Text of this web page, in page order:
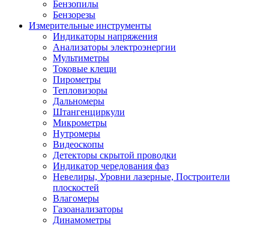
Бензопилы
Бензорезы
Измерительные инструменты
Индикаторы напряжения
Анализаторы электроэнергии
Мультиметры
Токовые клещи
Пирометры
Тепловизоры
Дальномеры
Штангенциркули
Микрометры
Нутромеры
Видеоскопы
Детекторы скрытой проводки
Индикатор чередования фаз
Невелиры, Уровни лазерные, Построители
плоскостей
Влагомеры
Газоанализаторы
Динамометры